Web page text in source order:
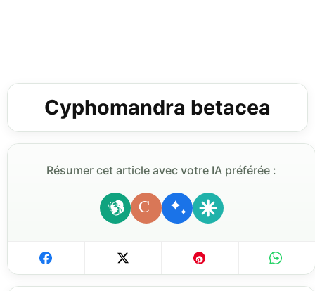
Cyphomandra betacea
Résumer cet article avec votre IA préférée :
C